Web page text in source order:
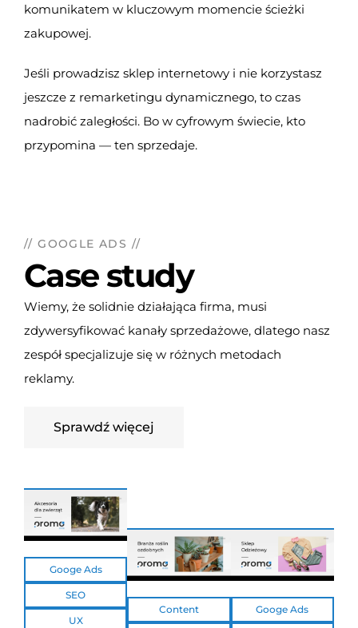
komunikatem w kluczowym momencie ścieżki
zakupowej.
Jeśli prowadzisz sklep internetowy i nie korzystasz
jeszcze z remarketingu dynamicznego, to czas
nadrobić zaległości. Bo w cyfrowym świecie, kto
przypomina — ten sprzedaje.
// GOOGLE ADS //
Case study
Wiemy, że solidnie działająca firma, musi
zdywersyfikować kanały sprzedażowe, dlatego nasz
zespół specjalizuje się w różnych metodach
reklamy.
Sprawdź więcej
Googe Ads
SEO
UX
Content Googe Ads